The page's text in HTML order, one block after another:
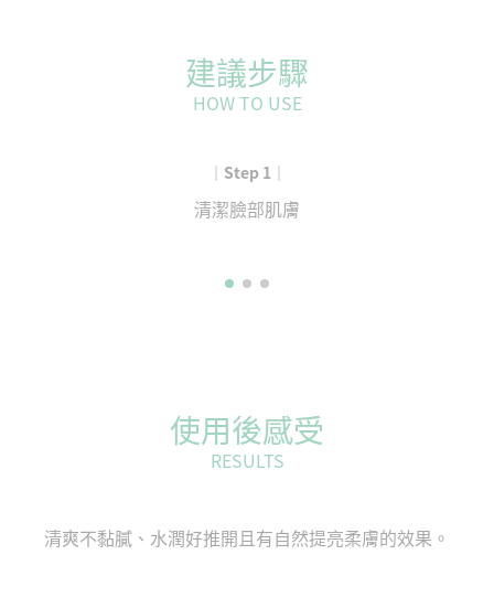
建議步驟
HOW TO USE
｜Step 1｜
清潔臉部肌膚
使用後感受
RESULTS
清爽不黏膩、水潤好推開且有自然提亮柔膚的效果。